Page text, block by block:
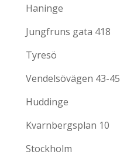
Haninge
Jungfruns gata 418
Tyresö
Vendelsövägen 43-45
Huddinge
Kvarnbergsplan 10
Stockholm